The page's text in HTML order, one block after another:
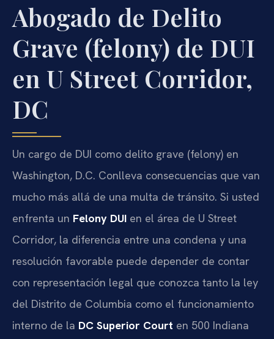
Abogado de Delito
Grave (felony) de DUI
en U Street Corridor,
DC
Un cargo de DUI como delito grave (felony) en
Washington, D.C. Conlleva consecuencias que van
mucho más allá de una multa de tránsito. Si usted
enfrenta un Felony DUI en el área de U Street
Corridor, la diferencia entre una condena y una
resolución favorable puede depender de contar
con representación legal que conozca tanto la ley
del Distrito de Columbia como el funcionamiento
interno de la DC Superior Court en 500 Indiana